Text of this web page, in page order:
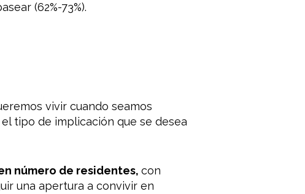
(62%-73%).
vivir cuando seamos
tipo de implicación que se desea
número de residentes, con
una apertura a convivir en